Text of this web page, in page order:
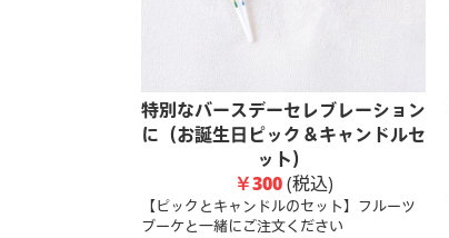
特別なバースデーセレブレーション
に（お誕生日ピック＆キャンドルセ
ット）
￥300(税込)
【ピックとキャンドルのセット】フルーツ
ブーケと一緒にご注文ください